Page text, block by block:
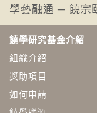
學藝融通 ─ 饒宗
饒學研究基金介紹
組織介紹
獎助項目
如何申請